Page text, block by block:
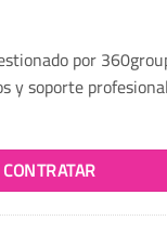
por
y soporte
CONTRATAR